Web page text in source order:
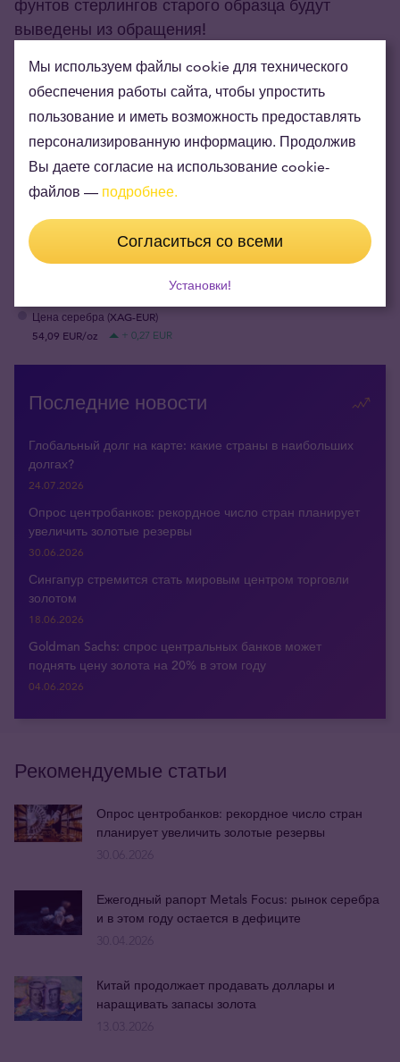
фунтов стерлингов старого образца будут
выведены из обращения!
NB! Время работы филиалов Tavid 01.05.2017.
+ 5,45 EUR
Цена серебра (XAG-EUR)
54,09 EUR/oz
+ 0,27 EUR
Последние новости
Глобальный долг на карте: какие страны в наибольших
долгах?
24.07.2026
Опрос центробанков: рекордное число стран планирует
увеличить золотые резервы
30.06.2026
Сингапур стремится стать мировым центром торговли
золотом
18.06.2026
Goldman Sachs: спрос центральных банков может
поднять цену золота на 20% в этом году
04.06.2026
Рекомендуемые статьи
Опрос центробанков: рекордное число стран
планирует увеличить золотые резервы
30.06.2026
Ежегодный рапорт Metals Focus: рынок серебра
и в этом году остается в дефиците
30.04.2026
Китай продолжает продавать доллары и
наращивать запасы золота
13.03.2026
Мы используем файлы cookie для технического
обеспечения работы сайта, чтобы упростить
пользование и иметь возможность предоставлять
персонализированную информацию. Продолжив
Вы даете согласие на использование cookie-
файлов — подробнее.
Согласиться со всеми
Установки!